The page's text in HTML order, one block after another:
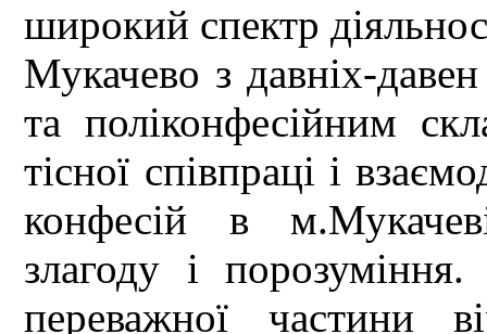
широкий спектр
Мукачево з давніх-
та поліконфесійним
тісної співпраці і
конфесій в
злагоду і
переважної частини